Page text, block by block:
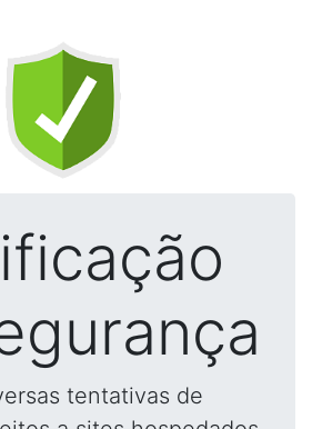
tentativas de